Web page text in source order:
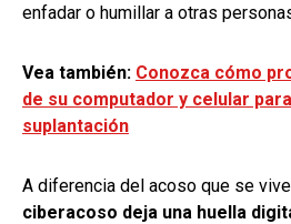
enfadar o humillar a otras
Vea también: Conozca cómo
de su computador y celular
suplantación
A diferencia del acoso que se
ciberacoso deja una huella